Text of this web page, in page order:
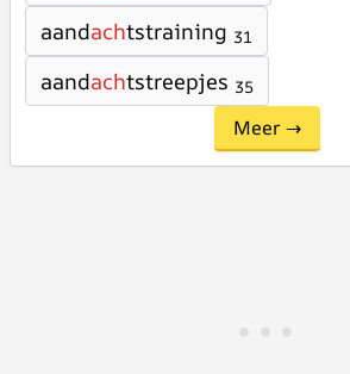
aandachtstraining 31
aandachtstreepjes 35
Meer →